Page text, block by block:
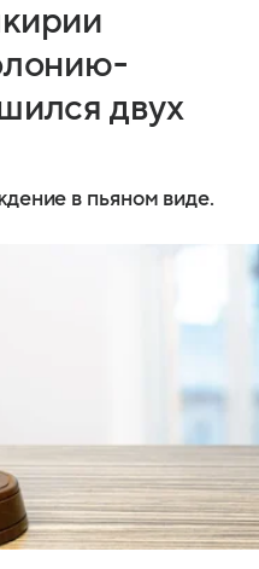
двух
в пьяном виде.